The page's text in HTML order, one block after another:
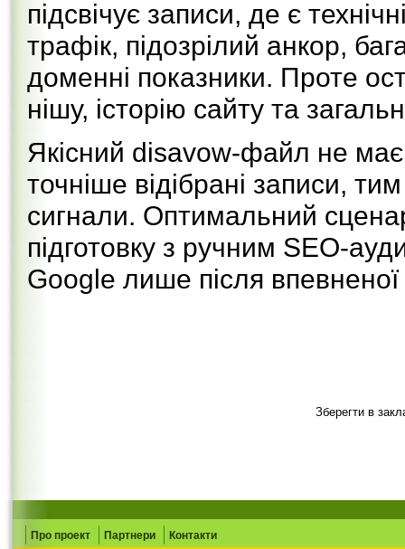
підсвічує записи, де є
трафік, підозрілий анкор,
доменні показники. Проте
нішу, історію сайту та
Якісний disavow-файл не
точніше відібрані записи,
сигнали. Оптимальний
підготовку з ручним SEO-
Google лише після впевненої
Зберегти в
Про проект Партнери Контакти